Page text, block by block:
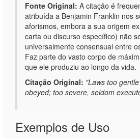
Fonte Original: A citação é
atribuída a Benjamin Franklin nos
aforismos, embora a sua origem
carta ou discurso específico) não
universalmente consensual entre
Faz parte do vasto corpo de
que ele produziu ao longo da vida.
Citação Original: "Laws too
obeyed; too severe, seldom
Exemplos de Uso